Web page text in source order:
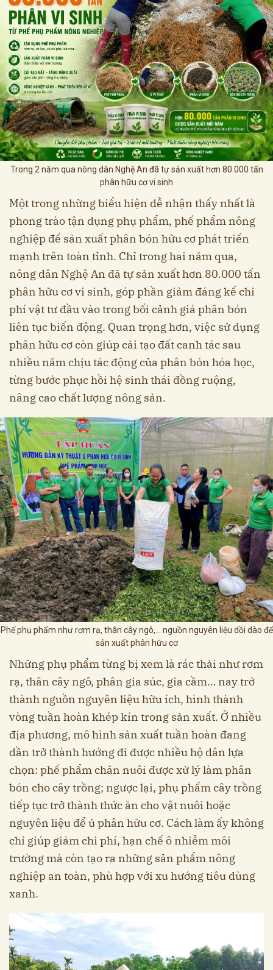
Trong 2 năm qua nông dân Nghệ An đã tự sản xuất hơn 80.000 tấn
phân hữu cơ vi sinh
Một trong những biểu hiện dễ nhận thấy nhất là
phong trào tận dụng phụ phẩm, phế phẩm nông
nghiệp để sản xuất phân bón hữu cơ phát triển
mạnh trên toàn tỉnh. Chỉ trong hai năm qua,
nông dân Nghệ An đã tự sản xuất hơn 80.000 tấn
phân hữu cơ vi sinh, góp phần giảm đáng kể chi
phí vật tư đầu vào trong bối cảnh giá phân bón
liên tục biến động. Quan trọng hơn, việc sử dụng
phân hữu cơ còn giúp cải tạo đất canh tác sau
nhiều năm chịu tác động của phân bón hóa học,
từng bước phục hồi hệ sinh thái đồng ruộng,
nâng cao chất lượng nông sản.
Phế phụ phẩm như rơm rạ, thân cây ngô,... nguồn nguyên liệu dồi dào để
sản xuất phân hữu cơ
Những phụ phẩm từng bị xem là rác thải như rơm
rạ, thân cây ngô, phân gia súc, gia cầm… nay trở
thành nguồn nguyên liệu hữu ích, hình thành
vòng tuần hoàn khép kín trong sản xuất. Ở nhiều
địa phương, mô hình sản xuất tuần hoàn đang
dần trở thành hướng đi được nhiều hộ dân lựa
chọn: phế phẩm chăn nuôi được xử lý làm phân
bón cho cây trồng; ngược lại, phụ phẩm cây trồng
tiếp tục trở thành thức ăn cho vật nuôi hoặc
nguyên liệu để ủ phân hữu cơ. Cách làm ấy không
chỉ giúp giảm chi phí, hạn chế ô nhiễm môi
trường mà còn tạo ra những sản phẩm nông
nghiệp an toàn, phù hợp với xu hướng tiêu dùng
xanh.